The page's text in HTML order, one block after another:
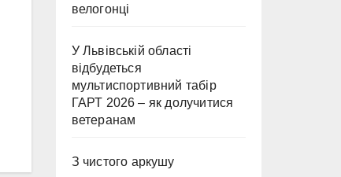
велогонці
У Львівській області
відбудеться
мультиспортивний табір
ГАРТ 2026 – як долучитися
ветеранам
З чистого аркушу